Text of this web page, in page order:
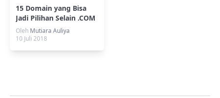
15 Domain yang Bisa
Jadi Pilihan Selain .COM
atau .NET
Oleh Mutiara Auliya
10 Juli 2018